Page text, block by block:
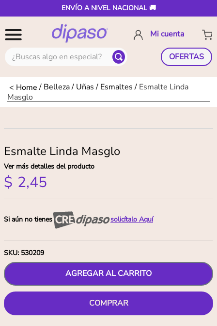
ENVÍO A NIVEL NACIONAL 🚚
¿Buscas algo en especial? OFERTAS
Belleza Uñas Esmaltes
Esmalte Linda
Masglo
Esmalte Linda Masglo
Ver más detalles del producto
$ 2,45
Si aún no tienes solicítalo Aquí
SKU: 530209
AGREGAR AL CARRITO
COMPRAR